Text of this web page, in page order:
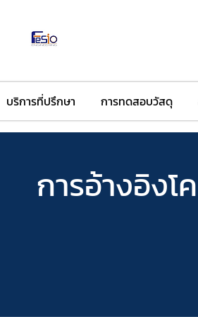
การอ้างอิงโ
บริการที่ปรึกษา การทดสอบวัสดุ